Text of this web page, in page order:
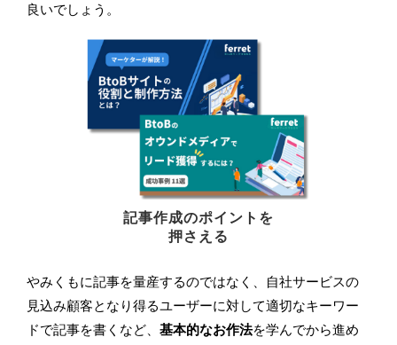
良いでしょう。
記事作成のポイントを
押さえる
やみくもに記事を量産するのではなく、自社サービスの
見込み顧客となり得るユーザーに対して適切なキーワー
ドで記事を書くなど、 基本的なお作法を学んでから進め